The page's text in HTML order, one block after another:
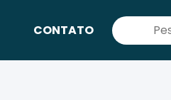
CONTATO
Pesquisar
por: